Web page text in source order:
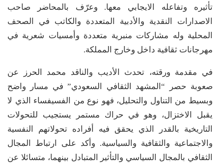
تأثيره وتفاعله الايجابي معها. وعرّف بالمحاضر صاحب
الاصدارات النقدية والأدبية المتعددة والكاتب في الصحف
المحلية وله مشاركات منبرية متعددة وأمسيات شعرية في
مهرجانات ثقافية داخل وخارج المملكة.
في مقدمة ورقته، تحدث الأديب والناقد محمد الحرز عن
صعوبة حصر “المشهد الثقافي السعودي” في مسار واضح
وبسيط من التناول والتحليل، فهو نوع من الفسيفساء الذي لا
يقبل الاختزال، وهو في حراك مستمر يستجيب للتحولات
التاريخية بالقدر الذي يحقق فيه أفراده تحولاتهم النفسية
والاجتماعية والثقافية والسياسية. وأكد على ارتباط المجال
الثقافي بالمجال السياسي والتأثير المتبادل بينهما، متسائلا عن